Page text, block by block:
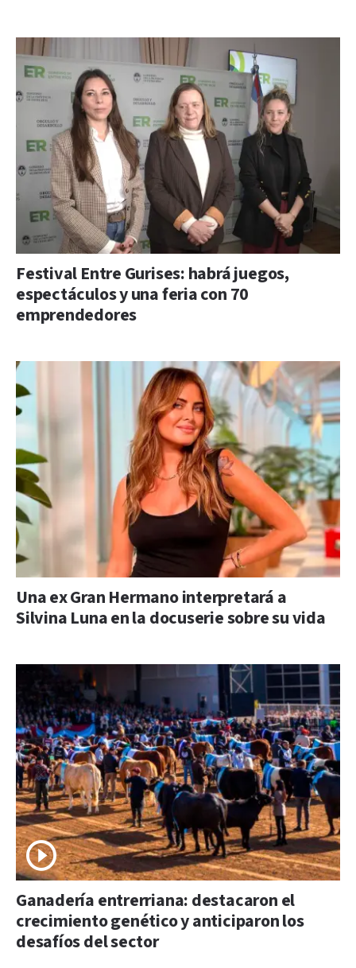
Festival Entre Gurises: habrá juegos,
espectáculos y una feria con 70
emprendedores
Una ex Gran Hermano interpretará a
Silvina Luna en la docuserie sobre su vida
Ganadería entrerriana: destacaron el
crecimiento genético y anticiparon los
desafíos del sector